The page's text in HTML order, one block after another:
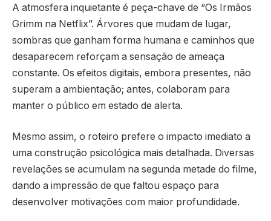
A atmosfera inquietante é peça-chave de “Os Irmãos
Grimm na Netflix”. Árvores que mudam de lugar,
sombras que ganham forma humana e caminhos que
desaparecem reforçam a sensação de ameaça
constante. Os efeitos digitais, embora presentes, não
superam a ambientação; antes, colaboram para
manter o público em estado de alerta.
Mesmo assim, o roteiro prefere o impacto imediato a
uma construção psicológica mais detalhada. Diversas
revelações se acumulam na segunda metade do filme,
dando a impressão de que faltou espaço para
desenvolver motivações com maior profundidade.